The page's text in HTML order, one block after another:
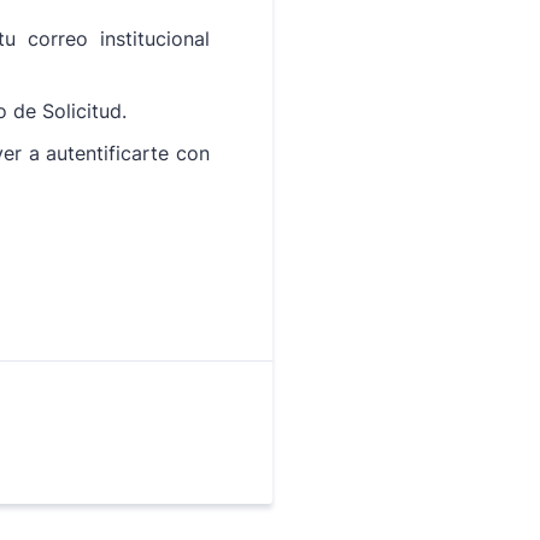
correo institucional
de Solicitud.
a autentificarte con